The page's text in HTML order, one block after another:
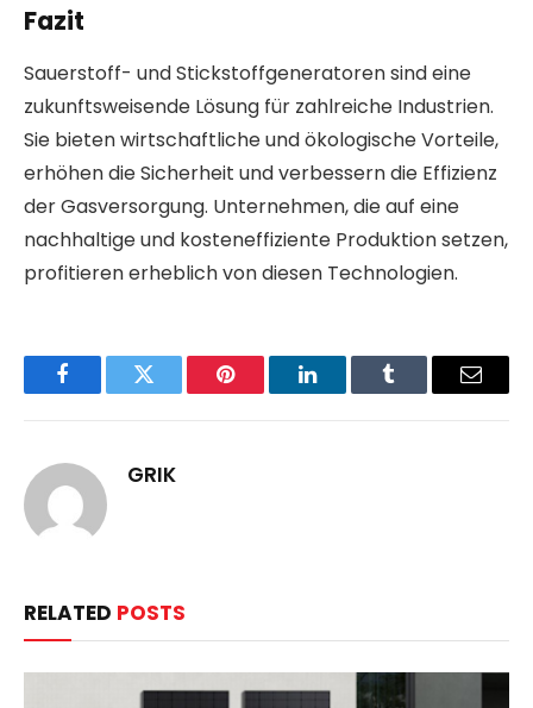
Fazit
Sauerstoff- und Stickstoffgeneratoren sind eine
zukunftsweisende Lösung für zahlreiche Industrien.
Sie bieten wirtschaftliche und ökologische Vorteile,
erhöhen die Sicherheit und verbessern die Effizienz
der Gasversorgung. Unternehmen, die auf eine
nachhaltige und kosteneffiziente Produktion setzen,
profitieren erheblich von diesen Technologien.
FacebookTwitter Pinterest LinkedInTumblr Email
GRIK
RELATED POSTS